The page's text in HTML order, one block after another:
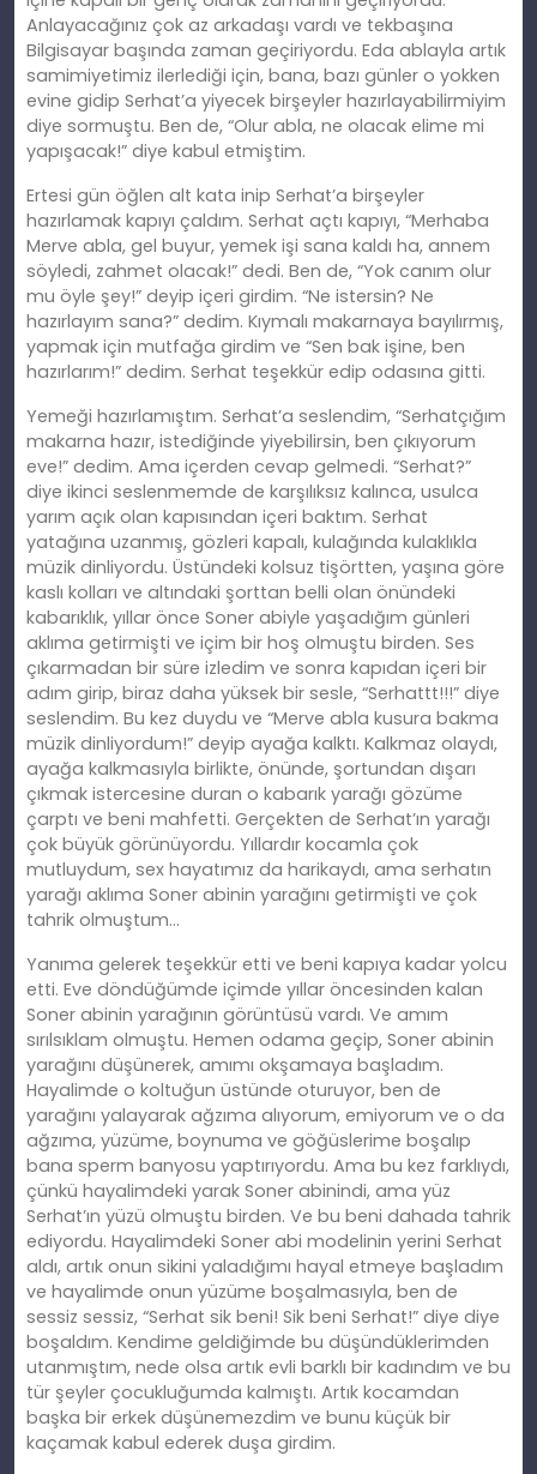
Anlayacağınız çok az arkadaşı vardı ve tekbaşına
Bilgisayar başında zaman geçiriyordu. Eda ablayla artık
samimiyetimiz ilerlediği için, bana, bazı günler o yokken
evine gidip Serhat’a yiyecek birşeyler hazırlayabilirmiyim
diye sormuştu. Ben de, “Olur abla, ne olacak elime mi
yapışacak!” diye kabul etmiştim.
Ertesi gün öğlen alt kata inip Serhat’a birşeyler
hazırlamak kapıyı çaldım. Serhat açtı kapıyı, “Merhaba
Merve abla, gel buyur, yemek işi sana kaldı ha, annem
söyledi, zahmet olacak!” dedi. Ben de, “Yok canım olur
mu öyle şey!” deyip içeri girdim. “Ne istersin? Ne
hazırlayım sana?” dedim. Kıymalı makarnaya bayılırmış,
yapmak için mutfağa girdim ve “Sen bak işine, ben
hazırlarım!” dedim. Serhat teşekkür edip odasına gitti.
Yemeği hazırlamıştım. Serhat’a seslendim, “Serhatçığım
makarna hazır, istediğinde yiyebilirsin, ben çıkıyorum
eve!” dedim. Ama içerden cevap gelmedi. “Serhat?”
diye ikinci seslenmemde de karşılıksız kalınca, usulca
yarım açık olan kapısından içeri baktım. Serhat
yatağına uzanmış, gözleri kapalı, kulağında kulaklıkla
müzik dinliyordu. Üstündeki kolsuz tişörtten, yaşına göre
kaslı kolları ve altındaki şorttan belli olan önündeki
kabarıklık, yıllar önce Soner abiyle yaşadığım günleri
aklıma getirmişti ve içim bir hoş olmuştu birden. Ses
çıkarmadan bir süre izledim ve sonra kapıdan içeri bir
adım girip, biraz daha yüksek bir sesle, “Serhattt!!!” diye
seslendim. Bu kez duydu ve “Merve abla kusura bakma
müzik dinliyordum!” deyip ayağa kalktı. Kalkmaz olaydı,
ayağa kalkmasıyla birlikte, önünde, şortundan dışarı
çıkmak istercesine duran o kabarık yarağı gözüme
çarptı ve beni mahfetti. Gerçekten de Serhat’ın yarağı
çok büyük görünüyordu. Yıllardır kocamla çok
mutluydum, sex hayatımız da harikaydı, ama serhatın
yarağı aklıma Soner abinin yarağını getirmişti ve çok
tahrik olmuştum…
Yanıma gelerek teşekkür etti ve beni kapıya kadar yolcu
etti. Eve döndüğümde içimde yıllar öncesinden kalan
Soner abinin yarağının görüntüsü vardı. Ve amım
sırılsıklam olmuştu. Hemen odama geçip, Soner abinin
yarağını düşünerek, amımı okşamaya başladım.
Hayalimde o koltuğun üstünde oturuyor, ben de
yarağını yalayarak ağzıma alıyorum, emiyorum ve o da
ağzıma, yüzüme, boynuma ve göğüslerime boşalıp
bana sperm banyosu yaptırıyordu. Ama bu kez farklıydı,
çünkü hayalimdeki yarak Soner abinindi, ama yüz
Serhat’ın yüzü olmuştu birden. Ve bu beni dahada tahrik
ediyordu. Hayalimdeki Soner abi modelinin yerini Serhat
aldı, artık onun sikini yaladığımı hayal etmeye başladım
ve hayalimde onun yüzüme boşalmasıyla, ben de
sessiz sessiz, “Serhat sik beni! Sik beni Serhat!” diye diye
boşaldım. Kendime geldiğimde bu düşündüklerimden
utanmıştım, nede olsa artık evli barklı bir kadındım ve bu
tür şeyler çocukluğumda kalmıştı. Artık kocamdan
başka bir erkek düşünemezdim ve bunu küçük bir
kaçamak kabul ederek duşa girdim.